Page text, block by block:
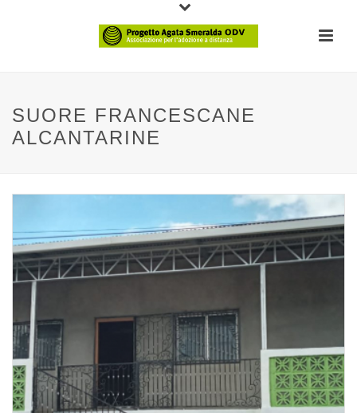
SUORE FRANCESCANE
ALCANTARINE